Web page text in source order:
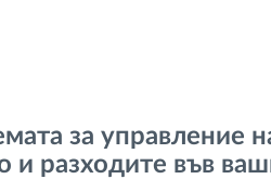
за управление
и разходите във